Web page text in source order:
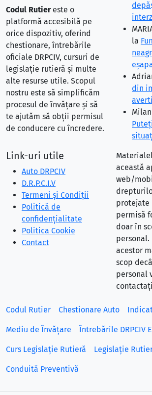
Codul Rutiereste o
platformă accesibilă pe
orice dispozitiv, oferind
chestionare, întrebările
oficiale DRPCIV, cursuri de
legislație rutieră și multe
alte resurse utile. Scopul
nostru este să simplificăm
procesul de învățare și să
te ajutăm să obții permisul
de conducere cu încredere.
la
din
Link-uri utile
Auto DRPCIV
D.R.P.C.I.V
Termeni și Condiții
Politică de
confidențialitate
Politica Cookie
Contact
această
web/
protejate
permisă
doar în
personal.
acestor
scop
personal
Codul Rutier Chestionare Auto
Mediu de Învățare Întrebările DRPCIV
Curs Legislație Rutieră Legislație
Conduită Preventivă